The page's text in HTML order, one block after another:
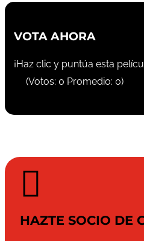
VOTA AHORA
¡Haz clic y puntúa esta
(Votos: 0 Promedio: 0)

HAZTE SOCIO DE